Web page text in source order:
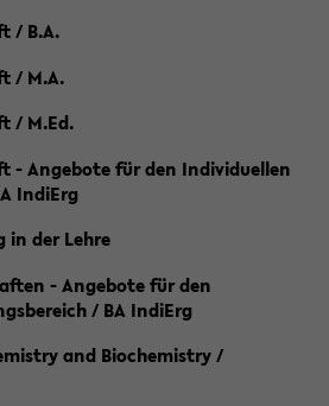
/ B.A.
/ M.A.
/ M.Ed.
- Angebote für den Individuellen
IndiErg
in der Lehre
- Angebote für den
/ BA IndiErg
and Biochemistry /